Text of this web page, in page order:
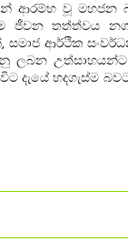
ආරම්භ වූ මහජන
ජීවන තත්ත්වය
ආර්ථික
ලබන
දැයේ හදගැස්ම